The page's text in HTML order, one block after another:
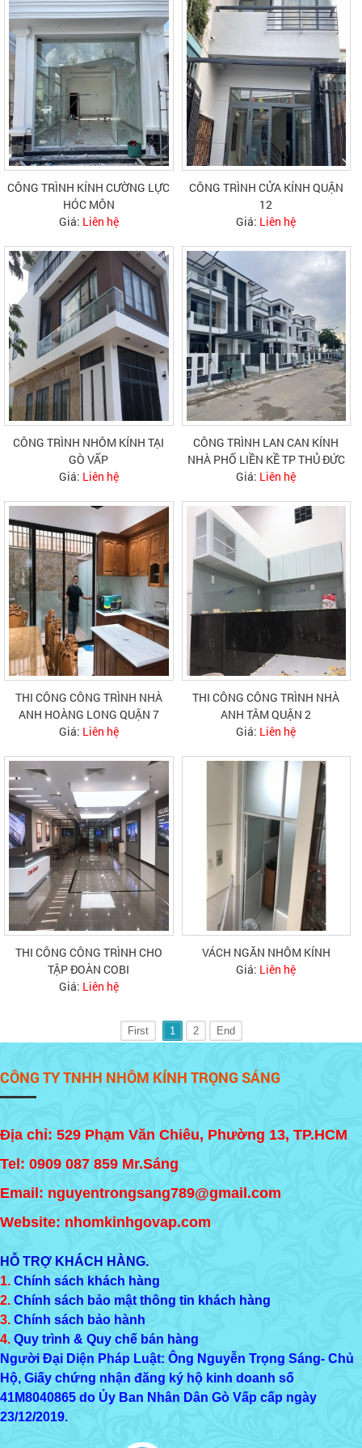
CÔNG TRÌNH KÍNH CƯỜNG LỰC
HÓC MÔN
Giá: Liên hệ
CÔNG TRÌNH CỬA KÍNH QUẬN
12
Giá: Liên hệ
CÔNG TRÌNH NHÔM KÍNH TẠI
GÒ VẤP
Giá: Liên hệ
CÔNG TRÌNH LAN CAN KÍNH
NHÀ PHỐ LIỀN KỀ TP THỦ ĐỨC
Giá: Liên hệ
THI CÔNG CÔNG TRÌNH NHÀ
ANH HOÀNG LONG QUẬN 7
Giá: Liên hệ
THI CÔNG CÔNG TRÌNH NHÀ
ANH TÂM QUẬN 2
Giá: Liên hệ
THI CÔNG CÔNG TRÌNH CHO
TẬP ĐOÀN COBI
Giá: Liên hệ
VÁCH NGĂN NHÔM KÍNH
Giá: Liên hệ
First 1 2 End
CÔNG TY TNHH NHÔM KÍNH TRỌNG SÁNG
Địa chỉ: 529 Phạm Văn Chiêu, Phường 13, TP.HCM
Tel: 0909 087 859 Mr.Sáng
Email: nguyentrongsang789@gmail.com
Website: nhomkinhgovap.com
HỖ TRỢ KHÁCH HÀNG.
1. Chính sách khách hàng
2. Chính sách bảo mật thông tin khách hàng
3. Chính sách bảo hành
4. Quy trình & Quy chế bán hàng
Người Đại Diện Pháp Luật: Ông Nguyễn Trọng Sáng- Chủ
Hộ, Giấy chứng nhận đăng ký hộ kinh doanh số
41M8040865 do Ủy Ban Nhân Dân Gò Vấp cấp ngày
23/12/2019.